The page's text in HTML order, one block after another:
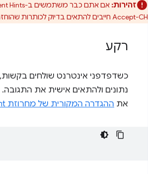
זהירות:
Accept-CH חייבים להתאים בדיוק לכותרות שהוחזרו.
רקע
כשדפדפני אינטרנט שולחים בקשות,
את ההגדרה המקורית של מחרוזת User-Agent